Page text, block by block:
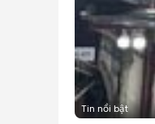
Tin nổi bật